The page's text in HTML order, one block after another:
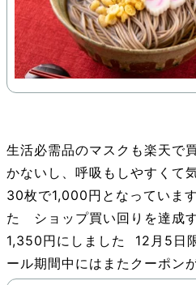
生活必需品のマスクも楽天
かないし、呼吸もしやすく
30枚で1,000円となっていま
た ショップ買い回りを達成
1,350円にしました 12月5日
ール期間中にはまたクーポン